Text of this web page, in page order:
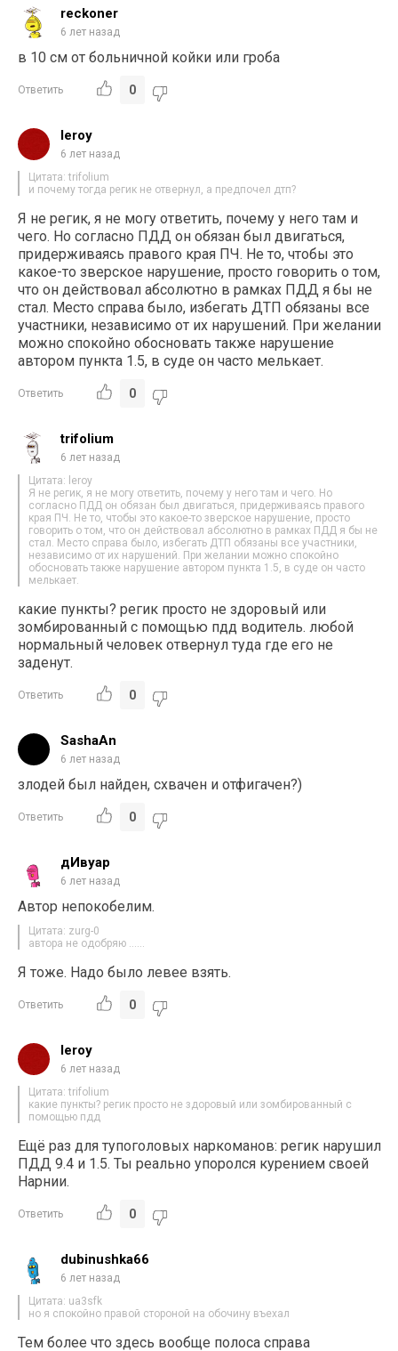
reckoner
6 лет назад
в 10 см от больничной койки или гроба
Ответить 0
leroy
6 лет назад
Цитата: trifolium
и почему тогда регик не отвернул, а предпочел дтп?
Я не регик, я не могу ответить, почему у него там и
чего. Но согласно ПДД он обязан был двигаться,
придерживаясь правого края ПЧ. Не то, чтобы это
какое-то зверское нарушение, просто говорить о том,
что он действовал абсолютно в рамках ПДД я бы не
стал. Место справа было, избегать ДТП обязаны все
участники, независимо от их нарушений. При желании
можно спокойно обосновать также нарушение
автором пункта 1.5, в суде он часто мелькает.
Ответить 0
trifolium
6 лет назад
Цитата: leroy
Я не регик, я не могу ответить, почему у него там и чего. Но
согласно ПДД он обязан был двигаться, придерживаясь правого
края ПЧ. Не то, чтобы это какое-то зверское нарушение, просто
говорить о том, что он действовал абсолютно в рамках ПДД я бы не
стал. Место справа было, избегать ДТП обязаны все участники,
независимо от их нарушений. При желании можно спокойно
обосновать также нарушение автором пункта 1.5, в суде он часто
мелькает.
какие пункты? регик просто не здоровый или
зомбированный с помощью пдд водитель. любой
нормальный человек отвернул туда где его не
заденут.
Ответить 0
SashaAn
6 лет назад
злодей был найден, схвачен и отфигачен?)
Ответить 0
дИвуар
6 лет назад
Автор непокобелим.
Цитата: zurg-0
автора не одобряю ……
Я тоже. Надо было левее взять.
Ответить 0
leroy
6 лет назад
Цитата: trifolium
какие пункты? регик просто не здоровый или зомбированный с
помощью пдд
Ещё раз для тупоголовых наркоманов: регик нарушил
ПДД 9.4 и 1.5. Ты реально упоролся курением своей
Нарнии.
Ответить 0
dubinushka66
6 лет назад
Цитата: ua3sfk
но я спокойно правой стороной на обочину въехал
Тем более что здесь вообще полоса справа